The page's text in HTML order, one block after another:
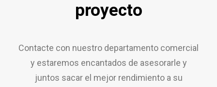
proyecto
Contacte con nuestro departamento comercial
y estaremos encantados de asesorarle y
juntos sacar el mejor rendimiento a su